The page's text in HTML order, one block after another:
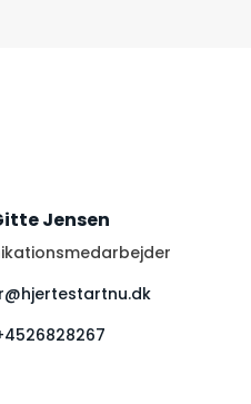
Jensen